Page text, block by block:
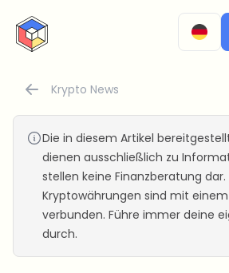
CryptoTicker
Krypto News
Die in diesem Artikel
dienen ausschließlich zu
stellen keine Finanzberatung
Kryptowährungen sind mit einem
verbunden. Führe immer deine
durch.